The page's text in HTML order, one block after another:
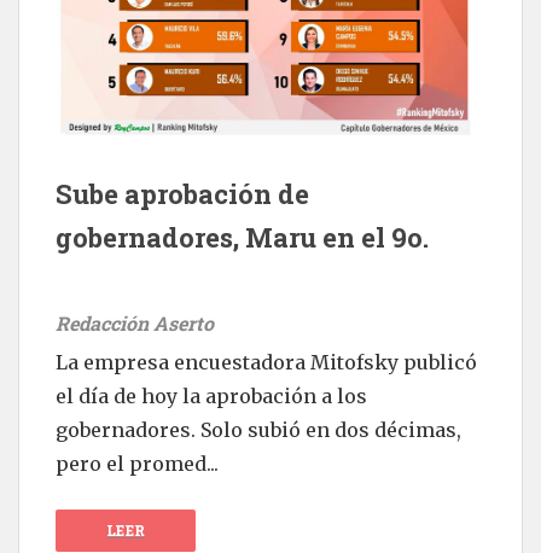
Sube aprobación de
gobernadores, Maru en el 9o.
Redacción Aserto
La empresa encuestadora Mitofsky publicó
el día de hoy la aprobación a los
gobernadores. Solo subió en dos décimas,
pero el promed...
LEER